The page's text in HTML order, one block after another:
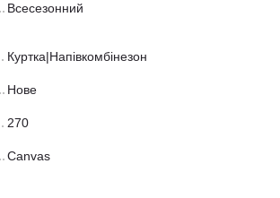
Всесезонний
Куртка|Напівкомбінезон
Нове
270
Canvas